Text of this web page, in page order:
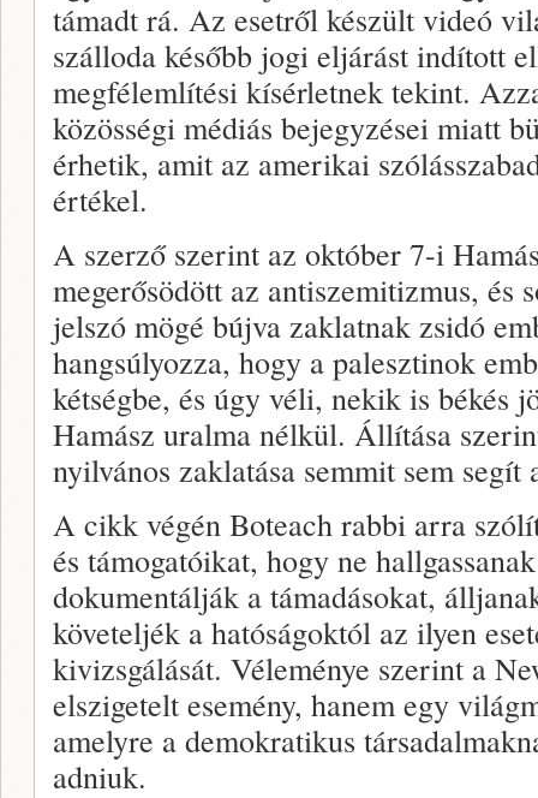
támadt rá. Az esetről készült videó
szálloda később jogi eljárást indított
megfélemlítési kísérletnek tekint.
közösségi médiás bejegyzései miatt
érhetik, amit az amerikai
értékel.
A szerző szerint az október 7-i
megerősödött az antiszemitizmus, és
jelszó mögé bújva zaklatnak zsidó
hangsúlyozza, hogy a palesztinok
kétségbe, és úgy véli, nekik is békés
Hamász uralma nélkül. Állítása
nyilvános zaklatása semmit sem segít
A cikk végén Boteach rabbi arra
és támogatóikat, hogy ne
dokumentálják a támadásokat,
követeljék a hatóságoktól az ilyen
kivizsgálását. Véleménye szerint a
elszigetelt esemény, hanem egy
amelyre a demokratikus
adniuk.